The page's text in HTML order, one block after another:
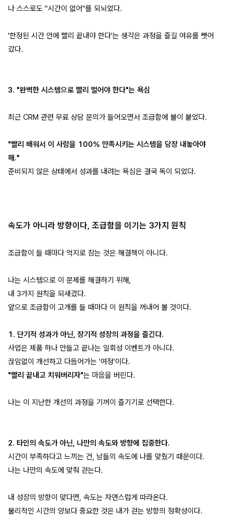
나 스스로도 "시간이 없어"를 되뇌었다.
'한정된 시간 안에 빨리 끝내야 한다'는 생각은 과정을 즐길 여유를 뺏어
갔다.
3. "완벽한 시스템으로 빨리 벌어야 한다"는 욕심
최근 CRM 관련 무료 상담 문의가 들어오면서 조급함에 불이 붙었다.
"빨리 배워서 이 사람을 100% 만족시키는 시스템을 당장 내놓아야
해."
준비되지 않은 상태에서 성과를 내려는 욕심은 결국 독이 되었다.
속도가 아니라 방향이다, 조급함을 이기는 3가지 원칙
조급함이 들 때마다 억지로 참는 것은 해결책이 아니다.
나는 시스템으로 이 문제를 해결하기 위해,
내 3가지 원칙을 되새겼다.
앞으로 조급함이 고개를 들 때마다 이 원칙을 꺼내어 볼 것이다.
1. 단기적 성과가 아닌, 장기적 성장의 과정을 즐긴다.
사업은 제품 하나 만들고 끝나는 일회성 이벤트가 아니다.
끊임없이 개선하고 다듬어가는 '여정'이다.
"빨리 끝내고 치워버리자"는 마음을 버린다.
나는 이 지난한 개선의 과정을 기꺼이 즐기기로 선택한다.
2. 타인의 속도가 아닌, 나만의 속도와 방향에 집중한다.
시간이 부족하다고 느끼는 건, 남들의 속도에 나를 맞췄기 때문이다.
나는 나만의 속도에 맞춰 걷는다.
내 성장의 방향이 맞다면, 속도는 자연스럽게 따라온다.
물리적인 시간의 양보다 중요한 것은 내가 걷는 방향의 정확성이다.